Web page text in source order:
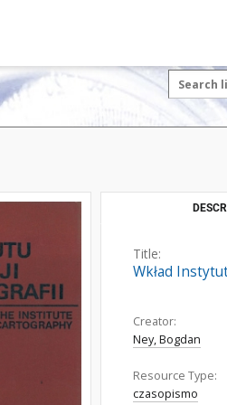
Title:
Wkład
Creator:
Ney, Bogdan
Resource Type:
czasopismo